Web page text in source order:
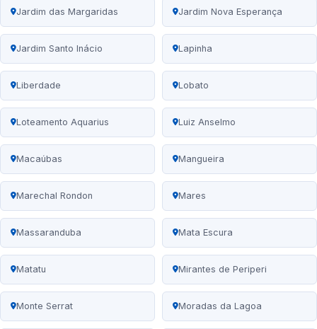
Jardim das Margaridas Jardim Nova Esperança
Jardim Santo Inácio Lapinha
Liberdade Lobato
Loteamento Aquarius Luiz Anselmo
Macaúbas Mangueira
Marechal Rondon Mares
Massaranduba Mata Escura
Matatu Mirantes de Periperi
Monte Serrat Moradas da Lagoa